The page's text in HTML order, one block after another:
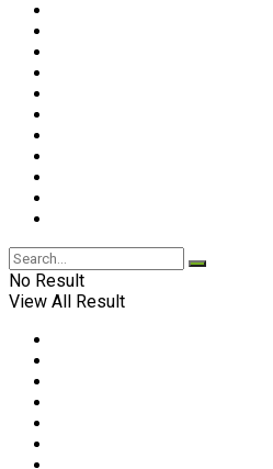
No Result
View All Result